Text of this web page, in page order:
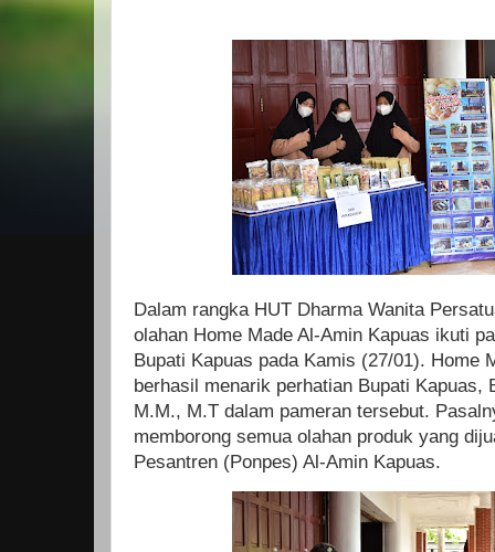
Dalam rangka HUT Dharma Wanita
olahan Home Made Al-Amin Kapuas ikuti
Bupati Kapuas pada Kamis (27/01). Home
berhasil menarik perhatian Bupati Kapuas,
M.M., M.T dalam pameran tersebut.
memborong semua olahan produk yang
Pesantren (Ponpes) Al-Amin Kapuas.